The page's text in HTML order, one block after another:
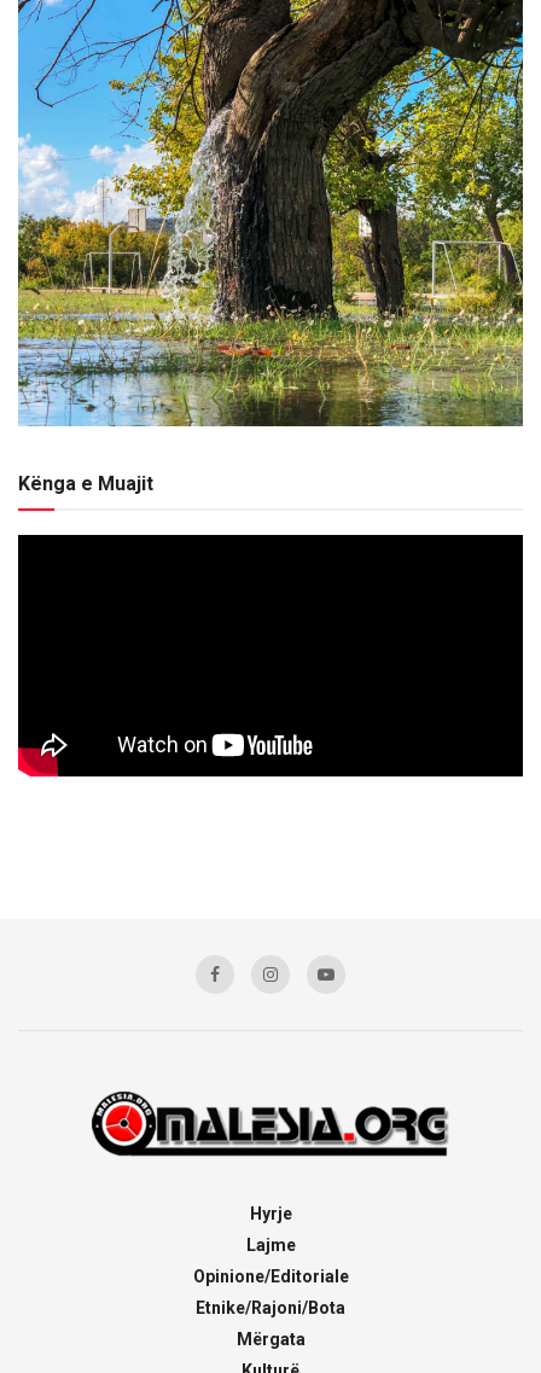
Kënga e Muajit
Hyrje
Lajme
Opinione/Editoriale
Etnike/Rajoni/Bota
Mërgata